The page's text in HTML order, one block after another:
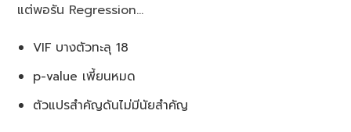
แต่พอรัน Regression…
VIF บางตัวทะลุ 18
p-value เพี้ยนหมด
ตัวแปรสำคัญดันไม่มีนัยสำคัญ